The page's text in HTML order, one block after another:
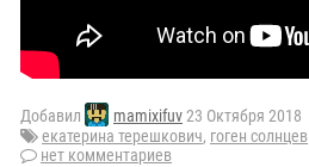
Добавил mamixifuv23 Октября 2018
екатерина терешкович, гоген солнцев
нет комментариев